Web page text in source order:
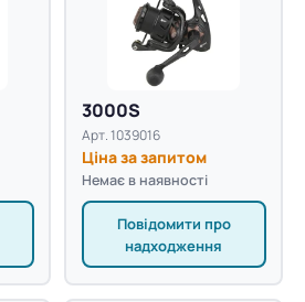
3000S
Арт. 1039016
Ціна за запитом
Немає в наявності
Повідомити про
надходження